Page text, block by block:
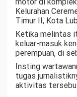
Kelurahan
Timur II, Kota
Ketika melintas
keluar-masuk
perempuan, di
Insting
tugas
aktivitas